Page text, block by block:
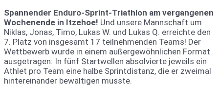
Spannender Enduro-Sprint-Triathlon am vergangenen
Wochenende in Itzehoe! Und unsere Mannschaft um
Niklas, Jonas, Timo, Lukas W. und Lukas Q. erreichte den
7. Platz von insgesamt 17 teilnehmenden Teams! Der
Wettbewerb wurde in einem außergewöhnlichen Format
ausgetragen: In fünf Startwellen absolvierte jeweils ein
Athlet pro Team eine halbe Sprintdistanz, die er zweimal
hintereinander bewältigen musste.